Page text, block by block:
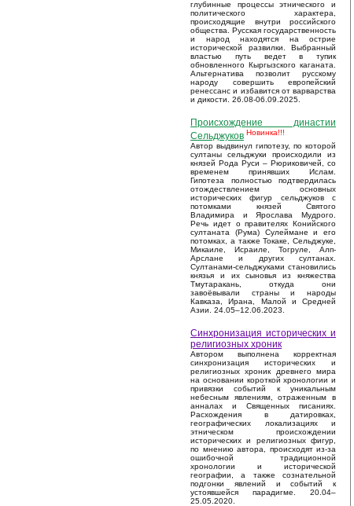
глубинные процессы этнического и
политического характера,
происходящие внутри российского
общества. Русская государственность
и народ находятся на острие
исторической развилки. Выбранный
властью путь ведет в тупик
обновленного Кыргызского каганата.
Альтернатива позволит русскому
народу совершить европейский
ренессанс и избавится от варварства
и дикости. 26.08-06.09.2025.
Происхождение династии
Сельджуков Новинка!!!
Автор выдвинул гипотезу, по которой
султаны сельджуки происходили из
князей Рода Руси – Рюриковичей, со
временем принявших Ислам.
Гипотеза полностью подтвердилась
отождествлением основных
исторических фигур сельджуков с
потомками князей Святого
Владимира и Ярослава Мудрого.
Речь идет о правителях Конийского
султаната (Рума) Сулеймане и его
потомках, а также Токаке, Сельджуке,
Микаиле, Исраиле, Тогруле, Алп-
Арслане и других султанах.
Султанами-сельджуками становились
князья и их сыновья из княжества
Тмутаракань, откуда они
завоёвывали страны и народы
Кавказа, Ирана, Малой и Средней
Азии. 24.05–12.06.2023.
Синхронизация исторических и
религиозных хроник
Автором выполнена корректная
синхронизация исторических и
религиозных хроник древнего мира
на основании короткой хронологии и
привязки событий к уникальным
небесным явлениям, отраженным в
анналах и Священных писаниях.
Расхождения в датировках,
географических локализациях и
этническом происхождении
исторических и религиозных фигур,
по мнению автора, происходят из-за
ошибочной традиционной
хронологии и исторической
географии, а также сознательной
подгонки явлений и событий к
устоявшейся парадигме. 20.04–
25.05.2020.